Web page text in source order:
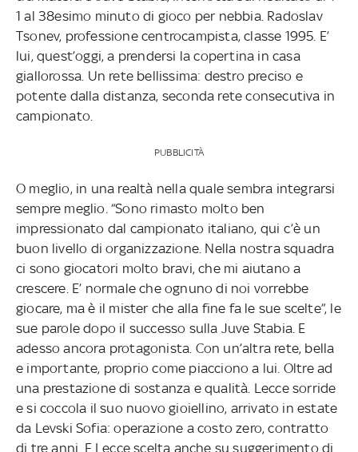
1 al 38esimo minuto di gioco per nebbia. Radoslav
Tsonev, professione centrocampista, classe 1995. E’
lui, quest’oggi, a prendersi la copertina in casa
giallorossa. Un rete bellissima: destro preciso e
potente dalla distanza, seconda rete consecutiva in
campionato.
PUBBLICITÀ
O meglio, in una realtà nella quale sembra integrarsi
sempre meglio. “Sono rimasto molto ben
impressionato dal campionato italiano, qui c’è un
buon livello di organizzazione. Nella nostra squadra
ci sono giocatori molto bravi, che mi aiutano a
crescere. E’ normale che ognuno di noi vorrebbe
giocare, ma è il mister che alla fine fa le sue scelte”, le
sue parole dopo il successo sulla Juve Stabia. E
adesso ancora protagonista. Con un’altra rete, bella
e importante, proprio come piacciono a lui. Oltre ad
una prestazione di sostanza e qualità. Lecce sorride
e si coccola il suo nuovo gioiellino, arrivato in estate
da Levski Sofia: operazione a costo zero, contratto
di tre anni. E Lecce scelta anche su suggerimento di